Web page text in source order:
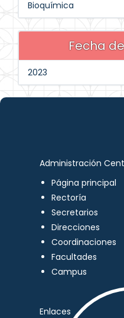
Bioquímica
Fecha
2023
Administración
Página principal
Rectoría
Secretarios
Direcciones
Coordinaciones
Facultades
Campus
Enlaces